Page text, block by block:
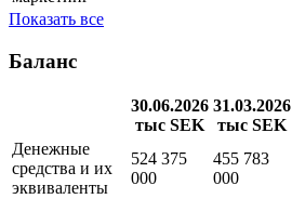
Показать все
Баланс
30.06.2026
тыс SEK
31.03.2026
тыс SEK
Денежные
средства и их
эквиваленты
524 375
000
455 783
000